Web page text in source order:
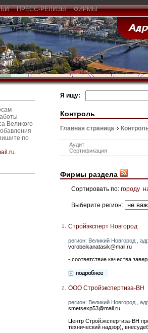
ПРЕСС-РЕЛИЗЫ ФИРМЫ
Великого
по
.
Я ищу:
Контроль
Главная страница
Аудит
Сертификация
Фирмы раздела
Сортировать по: городу
Выберите регион:
1. Стройэксперт Новгород
регион: Великий Новгород ,
vorobeikanatasik@mail.ru
- соответствие качества
2. ООО Стройэкспертиза-ВН
регион: Великий Новгород ,
smetsexp53@mail.ru
Центр Стройэкспертиза-ВН
технический надзор),